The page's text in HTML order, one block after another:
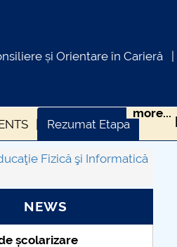
și Orientare în Carieră
Rezumat Etapa
more...
Fizică şi Informatică
NEWS
școlarizare